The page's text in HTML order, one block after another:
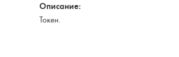
Описание:
Токен.